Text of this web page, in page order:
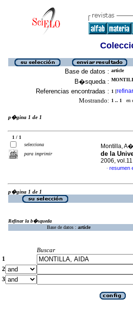
Base de datos : article
B�squeda :
Referencias encontradas : 1 [refinar
Mostrando: 1 .. 1 en
p�gina 1 de 1
1 / 1
selecciona
para imprimir
Montilla,
de la
2006,
· resumen
p�gina 1 de 1
Refinar la b�squeda
Base de datos : article
Buscar
1
2
3